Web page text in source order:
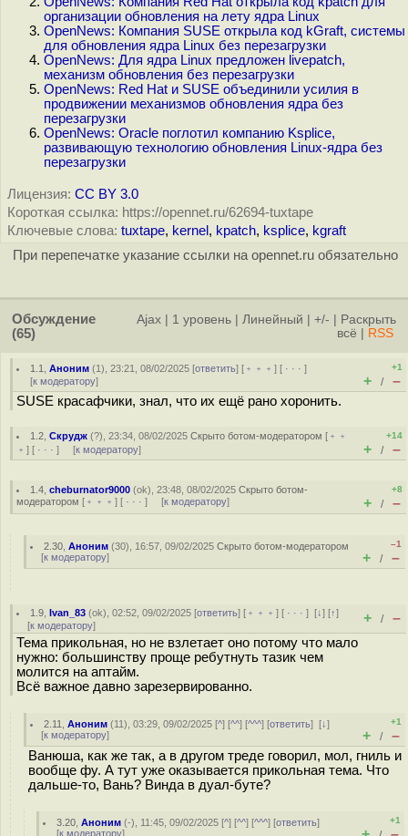
организации обновления на лету ядра Linux
OpenNews: Компания SUSE открыла код kGraft, системы
для обновления ядра Linux без перезагрузки
OpenNews: Для ядра Linux предложен livepatch,
механизм обновления без перезагрузки
OpenNews: Red Hat и SUSE объединили усилия в
продвижении механизмов обновления ядра без
перезагрузки
OpenNews: Oracle поглотил компанию Ksplice,
развивающую технологию обновления Linux-ядра без
перезагрузки
Лицензия: CC BY 3.0
Короткая ссылка: https://opennet.ru/62694-tuxtape
Ключевые слова: tuxtape, kernel , kpatch, ksplice, kgraft
При перепечатке указание ссылки на opennet.ru обязательно
Обсуждение
(65)
Ajax 1 уровень Линейный +/-
Раскрыть
всё
RSS
1.1 ,Аноним (1), 23:21, 08/02/2025 [ответить] [ ﹢﹢﹢] [ · · ·]
[к модератору]
+1
+ / –
SUSE красафчики, знал, что их ещё рано хоронить.
1.2 ,Скрудж (?), 23:34, 08/02/2025Скрыто ботом-модератором [ ﹢﹢
﹢ ] [ · · · ] [к модератору]
+14
+ / –
1.4 ,cheburnator9000 (ok), 23:48, 08/02/2025Скрыто ботом-
модератором [ ﹢﹢﹢ ] [ · · · ] [к модератору]
+8
+ / –
2.30 ,Аноним (30), 16:57, 09/02/2025Скрыто ботом-модератором
[к модератору]
–1
+ / –
1.9 ,Ivan_83 (ok), 02:52, 09/02/2025 [ответить] [ ﹢﹢﹢] [ · · ·][↓] [↑]
[к модератору] + / –
Тема прикольная, но не взлетает оно потому что мало
нужно: большинству проще ребутнуть тазик чем
молится на аптайм.
Всё важное давно зарезервированно.
2.11 ,Аноним (11), 03:29, 09/02/2025 [^] [^^] [^^^] [ответить][↓]
[к модератору]
+1
+ / –
Ванюша, как же так, а в другом треде говорил, мол, гниль и
вообще фу. А тут уже оказывается прикольная тема. Что
дальше-то, Вань? Винда в дуал-буте?
3.20 ,Аноним (-), 11:45, 09/02/2025 [^] [^^] [^^^] [ответить]
[к модератору]
+1